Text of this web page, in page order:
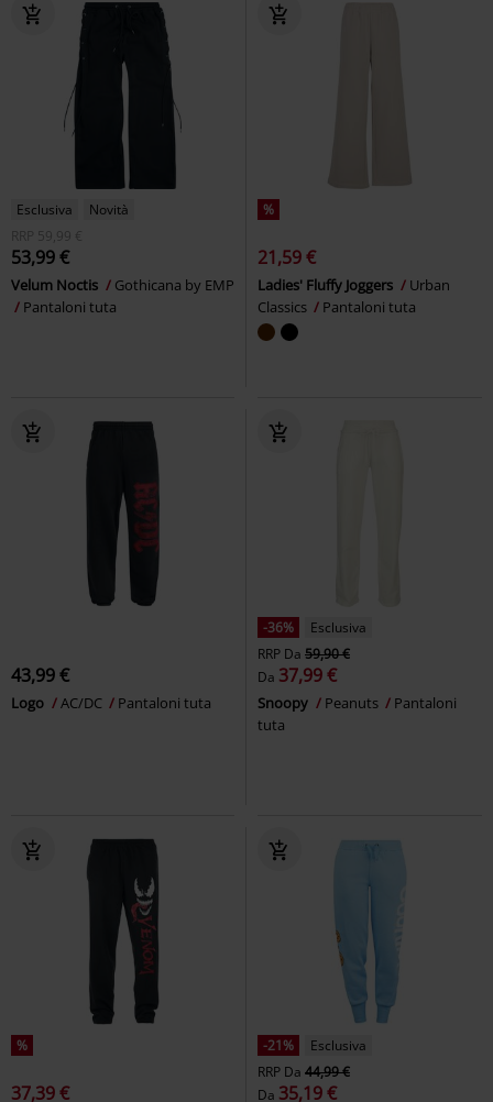
Esclusiva
Novità
RRP
59,99 €
53,99 €
Velum Noctis
Gothicana by EMP
Pantaloni tuta
%
21,59 €
Ladies' Fluffy Joggers
Urban
Classics
Pantaloni tuta
43,99 €
Logo AC/DC Pantaloni tuta
-36%
Esclusiva
RRP Da 59,90 €
Da 37,99 €
Snoopy Peanuts
Pantaloni
tuta
%
37,39 €
-21%
Esclusiva
RRP Da 44,99 €
Da 35,19 €